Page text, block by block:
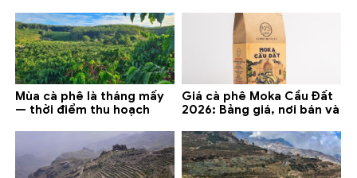
Mùa cà phê là tháng mấy
— thời điểm thu hoạch
Giá cà phê Moka Cầu Đất
2026: Bảng giá, nơi bán và